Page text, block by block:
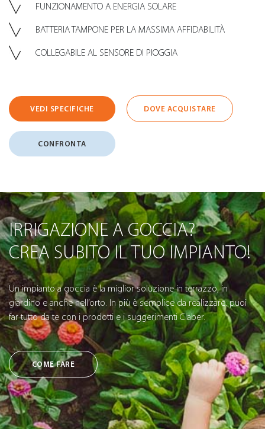
FUNZIONAMENTO A ENERGIA SOLARE
BATTERIA TAMPONE PER LA MASSIMA AFFIDABILITÀ
COLLEGABILE AL SENSORE DI PIOGGIA
VEDI SPECIFICHE DOVE ACQUISTARE
CONFRONTA
IRRIGAZIONE A GOCCIA?
CREA SUBITO IL TUO IMPIANTO!
Un impianto a goccia è la miglior soluzione in terrazzo, in
giardino e anche nell’orto. In più è semplice da realizzare: puoi
far tutto da te con i prodotti e i suggerimenti Claber.
COME FARE